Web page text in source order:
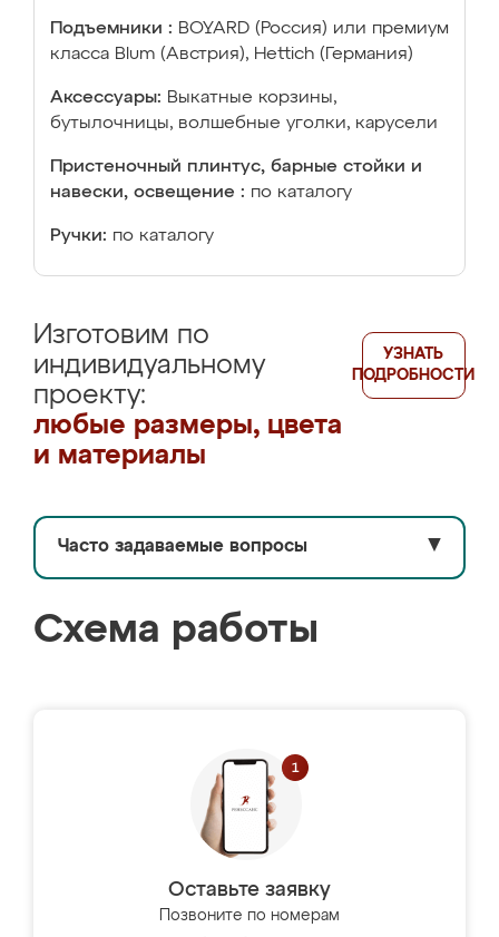
Подъемники : BOYARD (Россия) или премиум
класса Blum (Австрия), Hettich (Германия)
Аксессуары: Выкатные корзины,
бутылочницы, волшебные уголки, карусели
Пристеночный плинтус, барные стойки и
навески, освещение : по каталогу
Ручки: по каталогу
Изготовим по
индивидуальному
проекту:
любые размеры, цвета
и материалы
УЗНАТЬ
ПОДРОБНОСТИ
Часто задаваемые вопросы ▼
Схема работы
Оставьте заявку
Позвоните по номерам